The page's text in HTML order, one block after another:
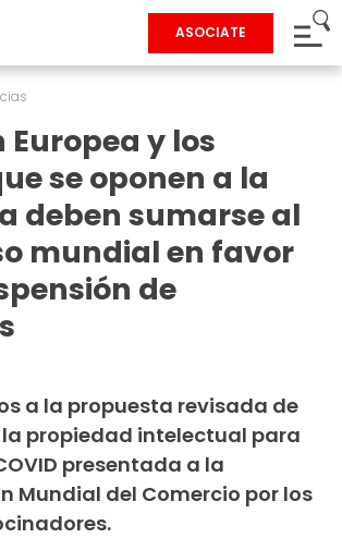
ASOCIATE
Europea y los
se oponen a la
deben sumarse al
mundial en favor
de
a la propuesta revisada de
propiedad intelectual para
presentada a la
Mundial del Comercio por los